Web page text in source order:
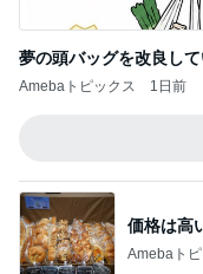
夢の頭バッグを改良し
Amebaトピックス 1日前
価格は高
Amebaト